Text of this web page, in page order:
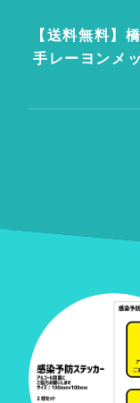
【送料無料】
手レーヨンメ